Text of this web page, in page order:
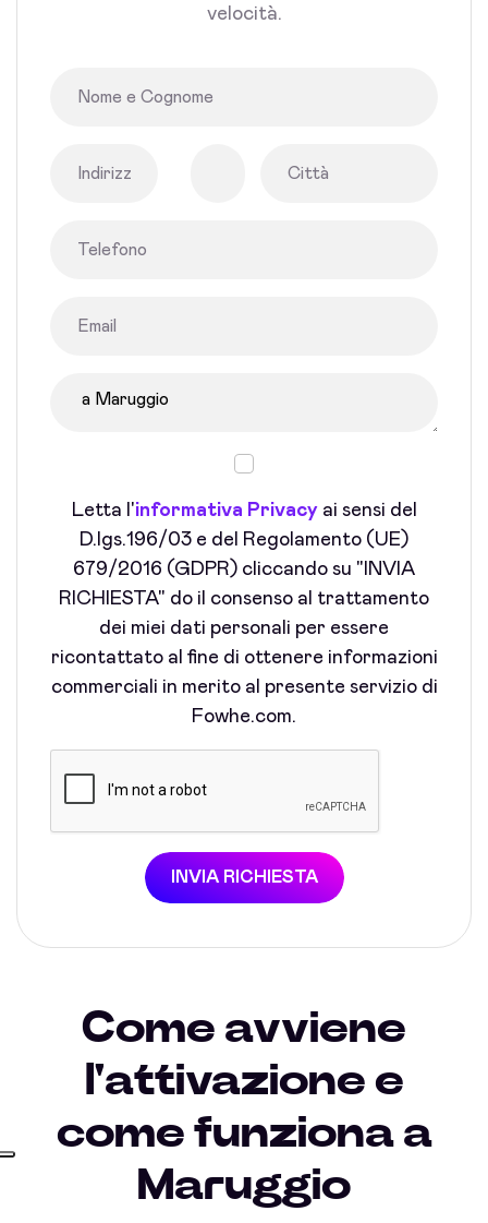
velocità.
Letta l'informativa Privacyai sensi del
D.lgs.196/03 e del Regolamento (UE)
679/2016 (GDPR) cliccando su "INVIA
RICHIESTA" do il consenso al trattamento
dei miei dati personali per essere
ricontattato al fine di ottenere informazioni
commerciali in merito al presente servizio di
Fowhe.com.
INVIA RICHIESTA
Come avviene
l'attivazione e
come funziona a
Maruggio